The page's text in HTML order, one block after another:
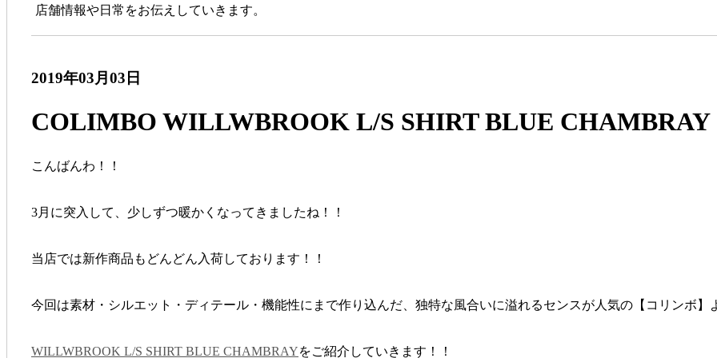
店舗情報や日常をお伝えしていきます。
2019年03月03日
COLIMBO WILLWBROOK L/S SHIRT BLUE CHAMBRAY
こんばんわ！！
3月に突入して、少しずつ暖かくなってきましたね！！
当店では新作商品もどんどん入荷しております！！
今回は素材・シルエット・ディテール・機能性にまで作り込んだ、独特な風合いに溢れるセンスが人気の【コリンボ】
WILLWBROOK L/S SHIRT BLUE CHAMBRAYをご紹介していきます！！